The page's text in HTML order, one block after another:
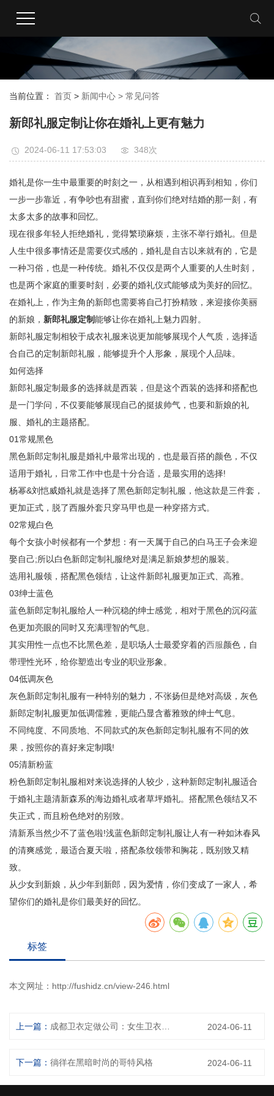
当前位置： 首页 > 新闻中心 > 常见问答
新郎礼服定制让你在婚礼上更有魅力
2024-06-11 17:53:03 348次
婚礼是你一生中最重要的时刻之一，从相遇到相识再到相知，你们
一步一步靠近，有争吵也有甜蜜，直到你们绝对结婚的那一刻，有
太多太多的故事和回忆。
现在很多年轻人拒绝婚礼，觉得繁琐麻烦，主张不举行婚礼。但是
人生中很多事情还是需要仪式感的，婚礼是自古以来就有的，它是
一种习俗，也是一种传统。婚礼不仅仅是两个人重要的人生时刻，
也是两个家庭的重要时刻，必要的婚礼仪式能够成为美好的回忆。
在婚礼上，作为主角的新郎也需要将自己打扮精致，来迎接你美丽
的新娘， 新郎礼服定制能够让你在婚礼上魅力四射。
新郎礼服定制相较于成衣礼服来说更加能够展现个人气质，选择适
合自己的定制新郎礼服，能够提升个人形象，展现个人品味。
如何选择
新郎礼服定制最多的选择就是西装，但是这个西装的选择和搭配也
是一门学问，不仅要能够展现自己的挺拔帅气，也要和新娘的礼
服、婚礼的主题搭配。
01常规黑色
黑色新郎定制礼服是婚礼中最常出现的，也是最百搭的颜色，不仅
适用于婚礼，日常工作中也是十分合适，是最实用的选择!
杨幂&刘恺威婚礼就是选择了黑色新郎定制礼服，他这款是三件套，
更加正式，脱了西服外套只穿马甲也是一种穿搭方式。
02常规白色
每个女孩小时候都有一个梦想：有一天属于自己的白马王子会来迎
娶自己;所以白色新郎定制礼服绝对是满足新娘梦想的服装。
选用礼服领，搭配黑色领结，让这件新郎礼服更加正式、高雅。
03绅士蓝色
蓝色新郎定制礼服给人一种沉稳的绅士感觉，相对于黑色的沉闷蓝
色更加亮眼的同时又充满理智的气息。
其实用性一点也不比黑色差，是职场人士最爱穿着的西服颜色，自
带理性光环，给你塑造出专业的职业形象。
04低调灰色
灰色新郎定制礼服有一种特别的魅力，不张扬但是绝对高级，灰色
新郎定制礼服更加低调儒雅，更能凸显含蓄雅致的绅士气息。
不同纯度、不同质地、不同款式的灰色新郎定制礼服有不同的效
果，按照你的喜好来定制哦!
05清新粉蓝
粉色新郎定制礼服相对来说选择的人较少，这种新郎定制礼服适合
于婚礼主题清新森系的海边婚礼或者草坪婚礼。搭配黑色领结又不
失正式，而且粉色绝对的别致。
清新系当然少不了蓝色啦!浅蓝色新郎定制礼服让人有一种如沐春风
的清爽感觉，最适合夏天啦，搭配条纹领带和胸花，既别致又精
致。
从少女到新娘，从少年到新郎，因为爱情，你们变成了一家人，希
望你们的婚礼是你们最美好的回忆。
标签
本文网址： http://fushidz.cn/view-246.html
上一篇： 2024-06-11
下一篇： 徜徉在黑暗时尚的哥特风格 2024-06-11